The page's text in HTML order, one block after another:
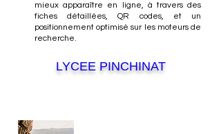
mieux apparaître en ligne, à travers des
fiches détaillées, QR codes, et un
positionnement optimisé sur les moteurs de
recherche.
LYCEE PINCHINAT